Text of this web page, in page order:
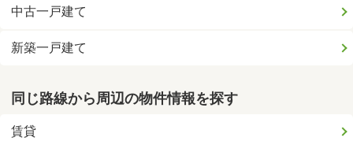
中古一戸建て
新築一戸建て
同じ路線から周辺の物件情報を探す
賃貸